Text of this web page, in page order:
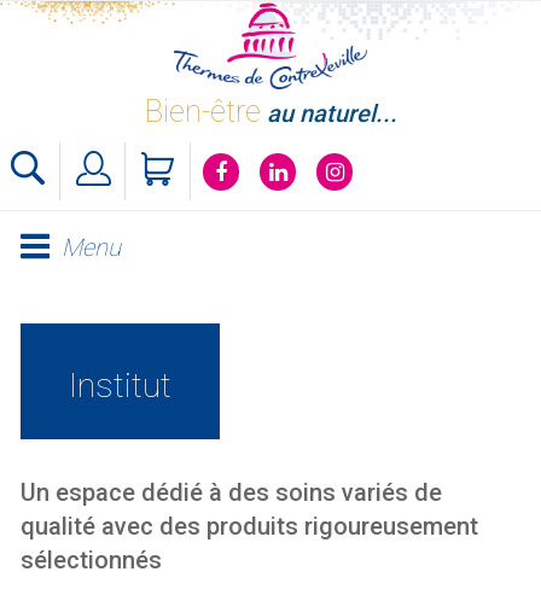
Skip
Bien-être au naturel...
Menu
Institut
Un espace dédié à des soins variés de
qualité avec des produits rigoureusement
sélectionnés